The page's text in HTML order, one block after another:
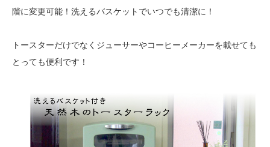
階に変更可能！洗えるバスケットでいつでも清潔に！
トースターだけでなくジューサーやコーヒーメーカーを載せても
とっても便利です！